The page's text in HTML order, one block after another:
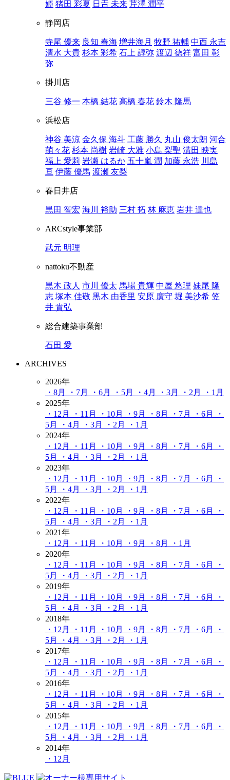
姫 猪田 彩夏 日𠮷 未来 芹澤 潤平
静岡店
寺尾 優来 良知 春海 増井海月 牧野 祐輔 中西 永吉
清水 大貴 杉本 彩希 石上 諄弥 渡辺 徳祥 富田 彰
弥
掛川店
三谷 修一 本橋 結花 高橋 春花 鈴木 隆馬
浜松店
神谷 美涼 金久保 海斗 工藤 勝久 丸山 俊太朗 河合
萌々花 杉本 尚樹 岩崎 大雅 小島 梨聖 溝田 映実
福上 愛莉 岩瀬 はるか 五十嵐 潤 加藤 永浩 川島
亘 伊藤 優馬 渡瀬 友梨
春日井店
黒田 智宏 海川 裕助 三村 拓 林 麻恵 岩井 達也
ARCstyle事業部
武元 明理
nattoku不動産
黒木 政人 市川 優太 馬場 貴輝 中屋 悠理 妹尾 隆
志 塚本 佳敬 黒木 由香里 安原 廣守 堀 美沙希 笠
井 貴弘
総合建築事業部
石田 愛
ARCHIVES
2026年
・8月
・7月 ・6月 ・5月 ・4月 ・3月 ・2月
・1月
2025年
・12月
・11月 ・10月 ・9月 ・8月 ・7月 ・6月
・
5月
・4月 ・3月 ・2月
・1月
2024年
・12月
・11月 ・10月 ・9月 ・8月 ・7月 ・6月
・
5月
・4月 ・3月 ・2月
・1月
2023年
・12月
・11月 ・10月 ・9月 ・8月 ・7月 ・6月
・
5月
・4月 ・3月 ・2月
・1月
2022年
・12月
・11月 ・10月 ・9月 ・8月 ・7月 ・6月
・
5月
・4月 ・3月 ・2月
・1月
2021年
・12月
・11月 ・10月 ・9月 ・8月
・1月
2020年
・12月
・11月 ・10月 ・9月 ・8月 ・7月 ・6月
・
5月
・4月 ・3月 ・2月
・1月
2019年
・12月
・11月 ・10月 ・9月 ・8月 ・7月 ・6月
・
5月
・4月 ・3月 ・2月
・1月
2018年
・12月
・11月 ・10月 ・9月 ・8月 ・7月 ・6月
・
5月
・4月 ・3月 ・2月
・1月
2017年
・12月
・11月 ・10月 ・9月 ・8月 ・7月 ・6月
・
5月
・4月 ・3月 ・2月
・1月
2016年
・12月
・11月 ・10月 ・9月 ・8月 ・7月 ・6月
・
5月
・4月 ・3月 ・2月
・1月
2015年
・12月
・11月 ・10月 ・9月 ・8月 ・7月 ・6月
・
5月
・4月 ・3月 ・2月
・1月
2014年
・12月